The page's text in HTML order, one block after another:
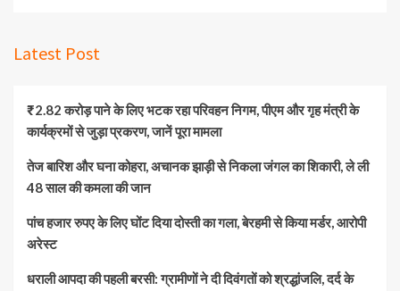
Latest Post
₹2.82 करोड़ पाने के लिए भटक रहा परिवहन निगम, पीएम और गृह मंत्री के
कार्यक्रमों से जुड़ा प्रकरण, जानें पूरा मामला
तेज बारिश और घना कोहरा, अचानक झाड़ी से निकला जंगल का शिकारी, ले ली
48 साल की कमला की जान
पांच हजार रुपए के लिए घोंट दिया दोस्ती का गला, बेरहमी से किया मर्डर, आरोपी
अरेस्ट
धराली आपदा की पहली बरसी: ग्रामीणों ने दी दिवंगतों को श्रद्धांजलि, दर्द के